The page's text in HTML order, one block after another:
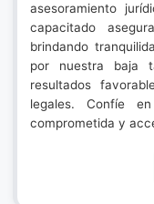
asesoramiento
capacitado
brindando
por nuestra baja
resultados
legales. Confíe
comprometida y